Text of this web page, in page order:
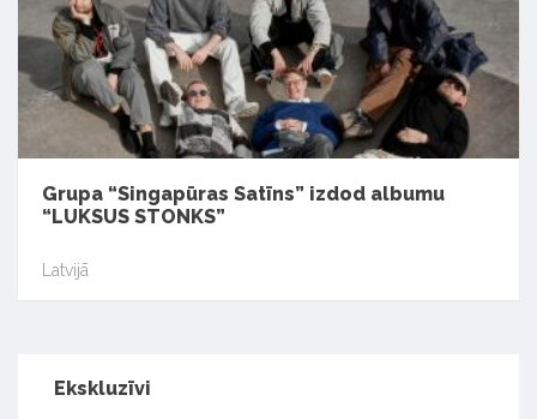
Grupa “Singapūras Satīns” izdod albumu
“LUKSUS STONKS”
Latvijā
Ekskluzīvi